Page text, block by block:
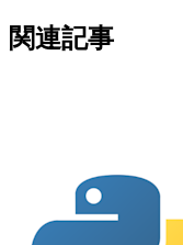
関連記事